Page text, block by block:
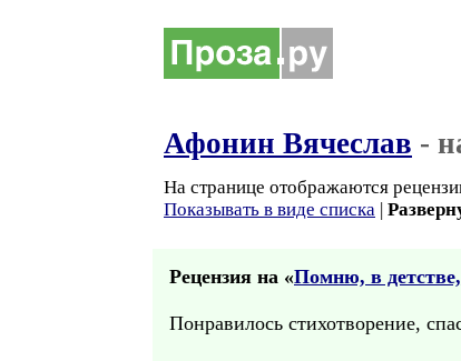
Афонин Вячеслав -
На странице отображаются
Показывать в виде списка |
Рецензия на «Помню, в
Понравилось стихотворение,